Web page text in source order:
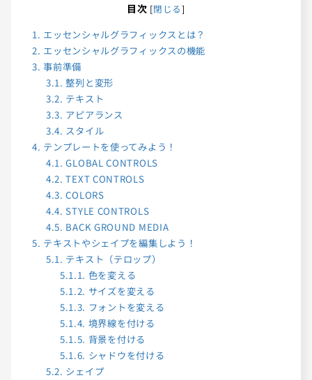
目次 [閉じる]
1. エッセンシャルグラフィックスとは？
2. エッセンシャルグラフィックスの機能
3. 事前準備
3.1. 整列と変形
3.2. テキスト
3.3. アピアランス
3.4. スタイル
4. テンプレートを使ってみよう！
4.1. GLOBAL CONTROLS
4.2. TEXT CONTROLS
4.3. COLORS
4.4. STYLE CONTROLS
4.5. BACK GROUND MEDIA
5. テキストやシェイプを編集しよう！
5.1. テキスト（テロップ）
5.1.1. 色を変える
5.1.2. サイズを変える
5.1.3. フォントを変える
5.1.4. 境界線を付ける
5.1.5. 背景を付ける
5.1.6. シャドウを付ける
5.2. シェイプ